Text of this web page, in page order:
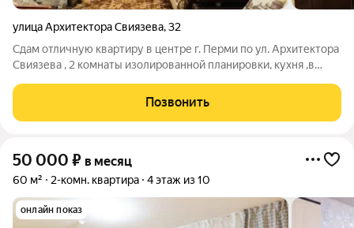
улица Архитектора Свиязева,32
Сдам отличную квартиру в центре г. Перми по ул. Архитектора
Свиязева , 2 комнаты изолированной планировки, кухня ,в
местами, необходимой техникой и мебелью, этаж удачный!
Комиссия 50% оплачивается
Позвонить
50 000 ₽ в месяц
60 м² 2-комн. квартира 4 этаж из 10
онлайн показ